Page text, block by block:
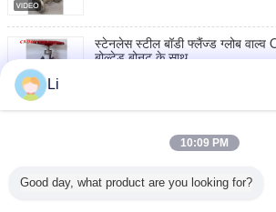
स्टेनलेस स्टील बॉडी फ्लैंज्ड ग्लोब वाल्व
बोल्टेड बोनट के साथ
ম্যানুয়াল অপারেটেড হ্যান্ডেল হুইল কোণ
Li
10:09 PM
Good day, what product are you looking for?